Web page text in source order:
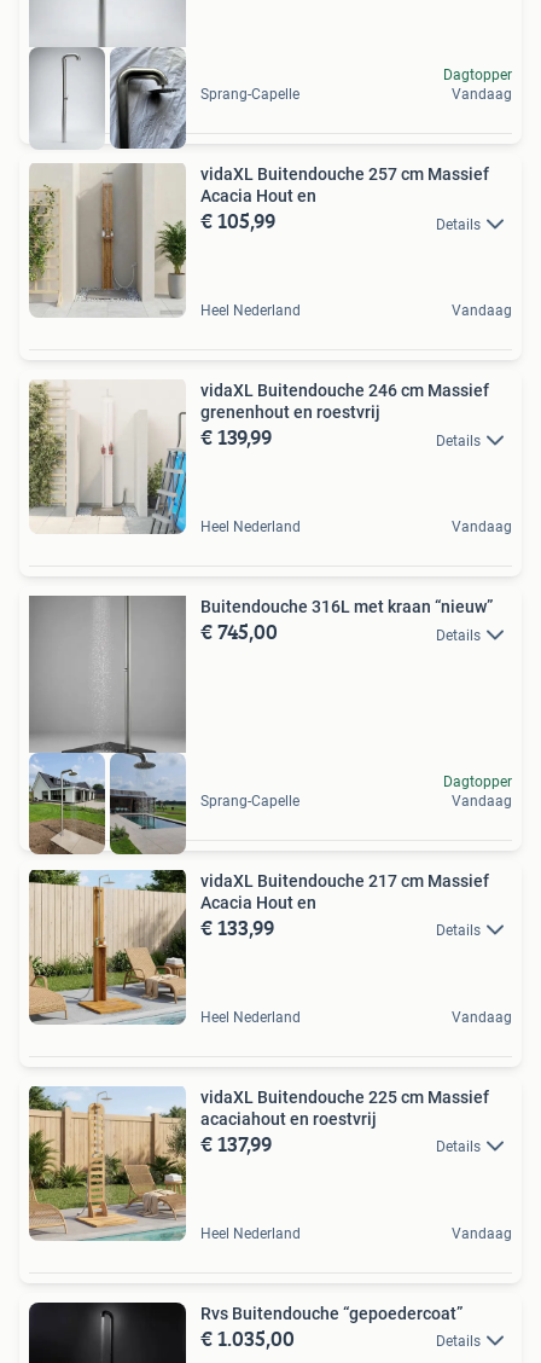
Sprang-Capelle
Dagtopper
Vandaag
vidaXL Buitendouche 257 cm Massief
Acacia Hout en
€ 105,99 Details
Heel Nederland Vandaag
vidaXL Buitendouche 246 cm Massief
grenenhout en roestvrij
€ 139,99 Details
Heel Nederland Vandaag
Buitendouche 316L met kraan “nieuw”
€ 745,00 Details
Sprang-Capelle
Dagtopper
Vandaag
vidaXL Buitendouche 217 cm Massief
Acacia Hout en
€ 133,99 Details
Heel Nederland Vandaag
vidaXL Buitendouche 225 cm Massief
acaciahout en roestvrij
€ 137,99 Details
Heel Nederland Vandaag
Rvs Buitendouche “gepoedercoat”
€ 1.035,00 Details